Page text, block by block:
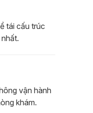
tái cấu trúc
vận hành
khám.